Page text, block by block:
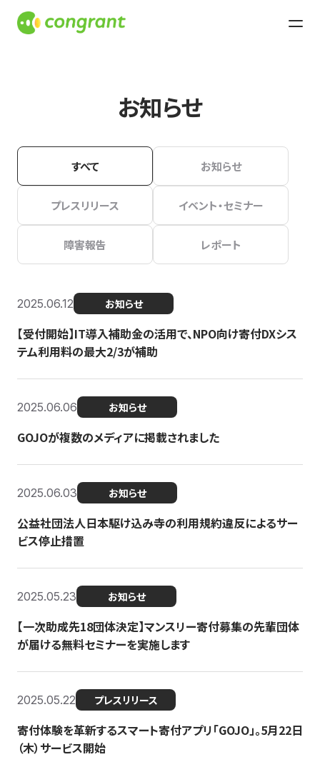
お知らせ
すべて お知らせ
プレスリリース イベント・セミナー
障害報告 レポート
2025.06.12 お知らせ
【受付開始】IT導入補助金の活用で、NPO向け寄付DXシス
テム利用料の最大2/3が補助
2025.06.06 お知らせ
GOJOが複数のメディアに掲載されました
2025.06.03 お知らせ
公益社団法人日本駆け込み寺の利用規約違反によるサー
ビス停止措置
2025.05.23 お知らせ
【一次助成先18団体決定】マンスリー寄付募集の先輩団体
が届ける無料セミナーを実施します
2025.05.22 プレスリリース
寄付体験を革新するスマート寄付アプリ「GOJO」。5月22日
（木）サービス開始